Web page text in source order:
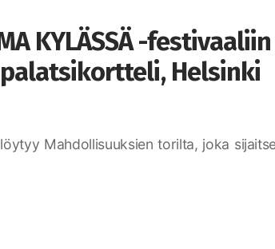
KYLÄSSÄ -festivaaliin
Helsinki
Mahdollisuuksien torilta, joka